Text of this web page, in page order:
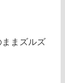
まズルズ